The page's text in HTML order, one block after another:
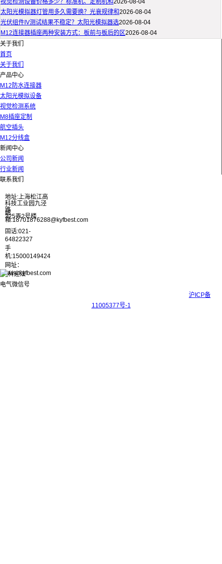
视觉检测设备价格多少？标准机、定制机和2026-08-04
太阳光模拟器灯管用多久需要换？光衰规律和2026-08-04
光伏组件IV测试结果不稳定？太阳光模拟器选2026-08-04
M12连接器插座两种安装方式：板前与板后的区2026-08-04
关于我们
首页
关于我们
产品中心
M12防水连接器
太阳光模拟设备
视觉检测系统
M8插座定制
航空插头
M12分线盒
新闻中心
公司新闻
行业新闻
联系我们
地址:上海松江高
科技工业园九泾
路
325弄2号楼
邮
箱:18701876288@kyfbest.com
固话:021-
64822327
手
机:15000149424
网址：
www.kyfbest.com
沪ICP备
11005377号-1